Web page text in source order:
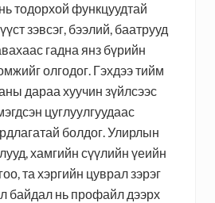
тодорхой функцуудтай
зэвсэг, бээлий, баатрууд
гадна янз бүрийн
олгодог. Гэхдээ тийм
дараа хуучин зүйлсээс
цуглуулгуудаас
болдог. Улирлын
хамгийн сүүлийн үеийн
та хэргийн цуврал зэрэг
байдал нь профайл дээрх